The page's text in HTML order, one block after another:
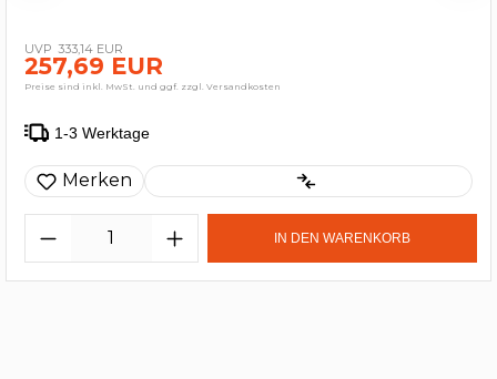
333,14 EUR
257,69 EUR
Preise sind inkl. MwSt. und ggf. zzgl. Versandkosten
1-3 Werktage
Merken
IN DEN WARENKORB